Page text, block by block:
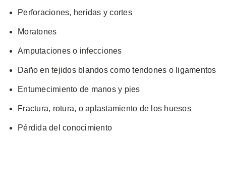
Perforaciones, heridas y cortes
Moratones
Amputaciones o infecciones
Daño en tejidos blandos como tendones o ligamentos
Entumecimiento de manos y pies
Fractura, rotura, o aplastamiento de los huesos
Pérdida del conocimiento